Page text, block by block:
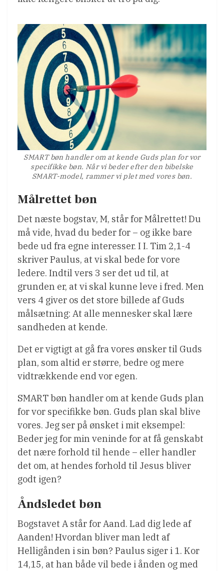
SMART bøn handler om at kende Guds plan for vor
specifikke bøn. Når vi beder efter den bibelske
SMART-model, rammer vi plet med vores bøn.
Målrettet bøn
Det næste bogstav, M, står for Målrettet! Du
må vide, hvad du beder for – og ikke bare
bede ud fra egne interesser. I I. Tim 2,1-4
skriver Paulus, at vi skal bede for vore
ledere. Indtil vers 3 ser det ud til, at
grunden er, at vi skal kunne leve i fred. Men
vers 4 giver os det store billede af Guds
målsætning: At alle mennesker skal lære
sandheden at kende.
Det er vigtigt at gå fra vores ønsker til Guds
plan, som altid er større, bedre og mere
vidtrækkende end vor egen.
SMART bøn handler om at kende Guds plan
for vor specifikke bøn. Guds plan skal blive
vores. Jeg ser på ønsket i mit eksempel:
Beder jeg for min veninde for at få genskabt
det nære forhold til hende – eller handler
det om, at hendes forhold til Jesus bliver
godt igen?
Åndsledet bøn
Bogstavet A står for Aand. Lad dig lede af
Aanden! Hvordan bliver man ledt af
Helligånden i sin bøn? Paulus siger i 1. Kor
14,15, at han både vil bede i ånden og med